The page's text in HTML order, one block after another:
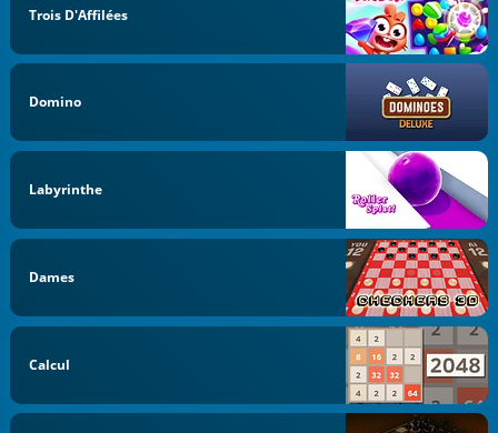
Trois D'Affilées
Domino
Labyrinthe
Dames
Calcul